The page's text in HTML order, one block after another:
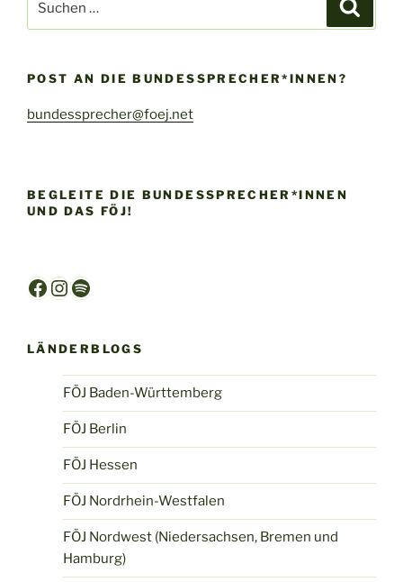
nach:
POST AN DIE BUNDESSPRECHER*INNEN?
bundessprecher@foej.net
BEGLEITE DIE BUNDESSPRECHER*INNEN
UND DAS FÖJ!
Facebook
Instagram
Spotify
LÄNDERBLOGS
FÖJ Baden-Württemberg
FÖJ Berlin
FÖJ Hessen
FÖJ Nordrhein-Westfalen
FÖJ Nordwest (Niedersachsen, Bremen und
Hamburg)